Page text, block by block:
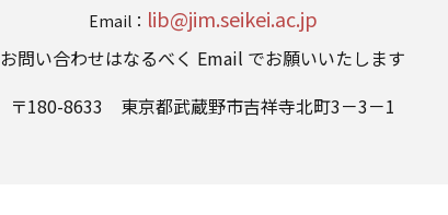
Email： lib@jim.seikei.ac.jp
お問い合わせはなるべく Email でお願いいたします
〒180-8633 東京都武蔵野市吉祥寺北町3－3－1